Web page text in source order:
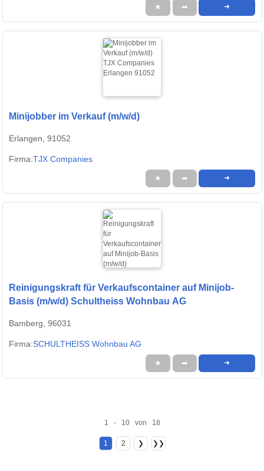
★ ➦ ➜
Minijobber im Verkauf (m/w/d)
Erlangen, 91052
Firma:TJX Companies
★ ➦ ➜
Reinigungskraft für Verkaufscontainer auf Minijob-
Basis (m/w/d) Schultheiss Wohnbau AG
Bamberg, 96031
Firma:SCHULTHEISS Wohnbau AG
★ ➦ ➜
1 - 10 von 18
1 2 ❯ ❯❯